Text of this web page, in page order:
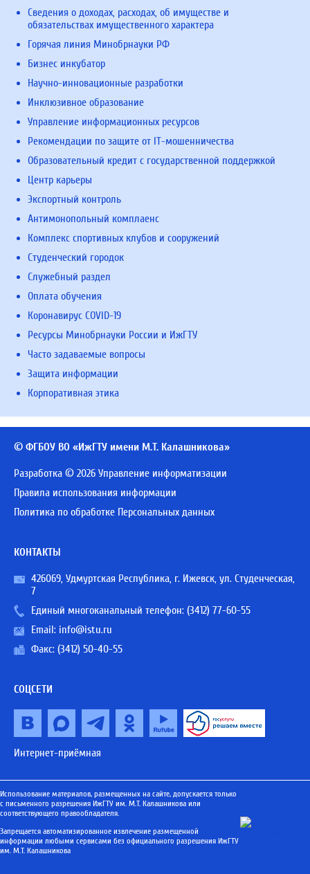
Сведения о доходах, расходах, об имуществе и
обязательствах имущественного характера
Горячая линия Минобрнауки РФ
Бизнес инкубатор
Научно-инновационные разработки
Инклюзивное образование
Управление информационных ресурсов
Рекомендации по защите от IT-мошенничества
Образовательный кредит с государственной поддержкой
Центр карьеры
Экспортный контроль
Антимонопольный комплаенс
Комплекс спортивных клубов и сооружений
Студенческий городок
Служебный раздел
Оплата обучения
Коронавирус COVID-19
Ресурсы Минобрнауки России и ИжГТУ
Часто задаваемые вопросы
Защита информации
Корпоративная этика
© ФГБОУ ВО «ИжГТУ имени М.Т. Калашникова»
Разработка © 2026 Управление информатизации
Правила использования информации
Политика по обработке Персональных данных
КОНТАКТЫ
426069, Удмуртская Республика, г. Ижевск, ул. Студенческая,
7
Единый многоканальный телефон: (3412) 77-60-55
Email: info@istu.ru
Факс: (3412) 50-40-55
СОЦСЕТИ
Интернет-приёмная
Использование материалов, размещенных на сайте, допускается только
с письменного разрешения ИжГТУ им. М.Т. Калашникова или
соответствующего правообладателя.
Запрещается автоматизированное извлечение размещенной
информации любыми сервисами без официального разрешения ИжГТУ
им. М.Т. Калашникова